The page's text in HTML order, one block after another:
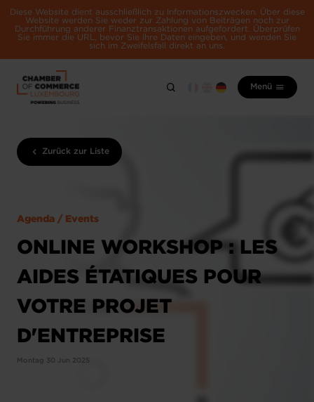
Diese Website dient ausschließlich zu Informationszwecken. Über diese
Website werden Sie weder zur Zahlung von Beiträgen noch zur
Durchführung anderer Finanztransaktionen aufgefordert. Überprüfen
Sie immer die URL, bevor Sie Ihre Daten eingeben, und wenden Sie
sich im Zweifelsfall direkt an uns.
Menü
Zurück zur Liste
Agenda / Events
ONLINE WORKSHOP : LES
AIDES ÉTATIQUES POUR
VOTRE PROJET
D'ENTREPRISE
Montag 30 Jun 2025